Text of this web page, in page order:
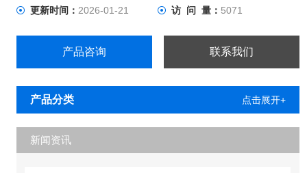
更新时间： 2026-01-21 访 问 量： 5071
产品咨询 联系我们
产品分类 点击展开+
新闻资讯